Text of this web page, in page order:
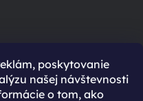
poskytovanie
našej návštevnosti
o tom, ako